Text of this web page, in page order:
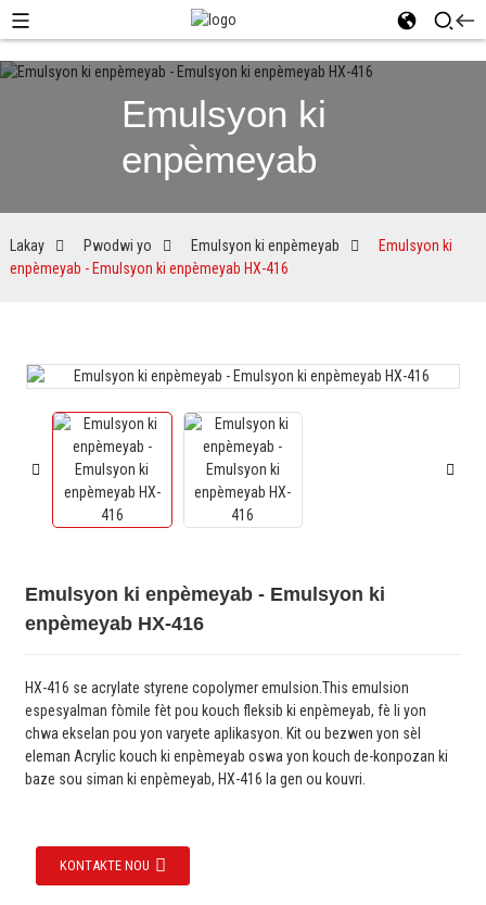
Emulsyon ki
enpèmeyab
Lakay Pwodwi yo Emulsyon ki enpèmeyab
Emulsyon ki
enpèmeyab - Emulsyon ki enpèmeyab HX-416
Emulsyon ki enpèmeyab - Emulsyon ki
enpèmeyab HX-416
HX-416 se acrylate styrene copolymer emulsion.This emulsion
espesyalman fòmile fèt pou kouch fleksib ki enpèmeyab, fè li yon
chwa ekselan pou yon varyete aplikasyon. Kit ou bezwen yon sèl
eleman Acrylic kouch ki enpèmeyab oswa yon kouch de-konpozan ki
baze sou siman ki enpèmeyab, HX-416 la gen ou kouvri.
KONTAKTE NOU